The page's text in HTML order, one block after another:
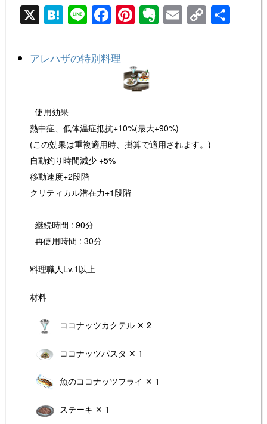
X H
at
e
n
Li
n
e
F
a
c
e
o
k
Pi
nt
e
st
E
v
E
m
C
o
アレハザの特別料理
- 使用効果
熱中症、低体温症抵抗+10%(最大+90%)
(この効果は重複適用時、掛算で適用されます。)
自動釣り時間減少 +5%
移動速度+2段階
クリティカル潜在力+1段階
- 継続時間 : 90分
- 再使用時間 : 30分
料理職人Lv.1以上
材料
ココナッツカクテル ✕ 2
ココナッツパスタ ✕ 1
魚のココナッツフライ ✕ 1
ステーキ ✕ 1